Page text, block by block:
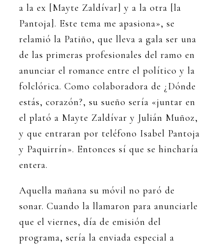
a la ex [Mayte Zaldívar] y a la otra [la
Pantoja]. Este tema me apasiona», se
relamió la Patiño, que lleva a gala ser una
de las primeras profesionales del ramo en
anunciar el romance entre el político y la
folclórica. Como colaboradora de ¿Dónde
estás, corazón?, su sueño sería «juntar en
el plató a Mayte Zaldívar y Julián Muñoz,
y que entraran por teléfono Isabel Pantoja
y Paquirrín». Entonces sí que se hincharía
entera.
Aquella mañana su móvil no paró de
sonar. Cuando la llamaron para anunciarle
que el viernes, día de emisión del
programa, sería la enviada especial a